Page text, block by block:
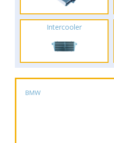
Intercooler
BMW